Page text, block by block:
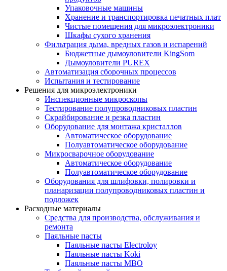
Упаковочные машины
Хранение и транспортировка печатных плат
Чистые помещения для микроэлектроники
Шкафы сухого хранения
Фильтрация дыма, вредных газов и испарений
Бюджетные дымоуловители KingSom
Дымоуловители PUREX
Автоматизация сборочных процессов
Испытания и тестирование
Решения для микроэлектроники
Инспекционные микроскопы
Тестирование полупроводниковых пластин
Скрайбирование и резка пластин
Оборудование для монтажа кристаллов
Автоматическое оборудование
Полуавтоматическое оборудование
Микросварочное оборудование
Автоматическое оборудование
Полуавтоматическое оборудование
Оборудования для шлифовки, полировки и
планаризации полупроводниковых пластин и
подложек
Расходные материалы
Средства для производства, обслуживания и
ремонта
Паяльные пасты
Паяльные пасты Electroloy
Паяльные пасты Koki
Паяльные пасты MBO